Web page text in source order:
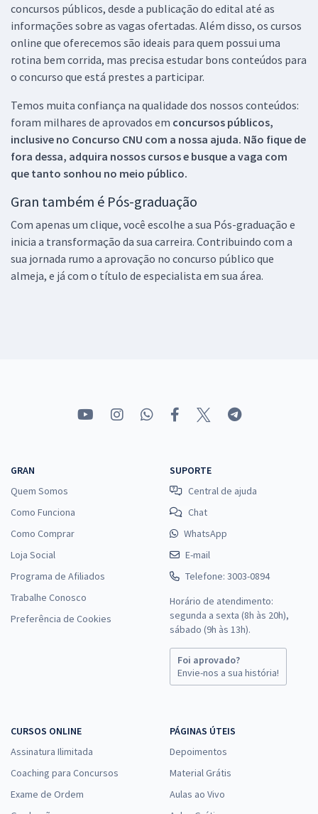
concursos públicos, desde a publicação do edital até as
informações sobre as vagas ofertadas. Além disso, os cursos
online que oferecemos são ideais para quem possui uma
rotina bem corrida, mas precisa estudar bons conteúdos para
o concurso que está prestes a participar.
Temos muita confiança na qualidade dos nossos conteúdos:
foram milhares de aprovados em concursos públicos,
inclusive no Concurso CNU com a nossa ajuda. Não fique de
fora dessa, adquira nossos cursos e busque a vaga com
que tanto sonhou no meio público.
Gran também é Pós-graduação
Com apenas um clique, você escolhe a sua Pós-graduação e
inicia a transformação da sua carreira. Contribuindo com a
sua jornada rumo a aprovação no concurso público que
almeja, e já com o título de especialista em sua área.
GRAN
Quem Somos
Como Funciona
Como Comprar
Loja Social
Programa de Afiliados
Trabalhe Conosco
Preferência de Cookies
SUPORTE
Central de ajuda
Chat
WhatsApp
E-mail
Telefone: 3003-0894
Horário de atendimento:
segunda a sexta (8h às 20h),
sábado (9h às 13h).
Foi aprovado?
Envie-nos a sua história!
CURSOS ONLINE
Assinatura Ilimitada
Coaching para Concursos
Exame de Ordem
PÁGINAS ÚTEIS
Depoimentos
Material Grátis
Aulas ao Vivo